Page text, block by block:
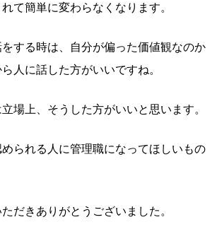
て簡単に変わらなくなります。
する時は、自分が偏った価値観なのか
人に話した方がいいですね。
場上、そうした方がいいと思います。
られる人に管理職になってほしいもの
だきありがとうございました。